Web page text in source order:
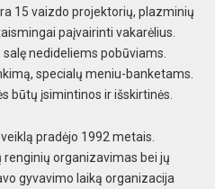
15 vaizdo projektorių, plazminių
paįvairinti vakarėlius.
nedideliems pobūviams.
specialų meniu-banketams.
būtų įsimintinos ir išskirtinės.
pradėjo 1992 metais.
organizavimas bei jų
gyvavimo laiką organizacija